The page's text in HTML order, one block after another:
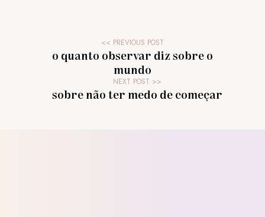
o quanto observar diz sobre o
mundo
sobre não ter medo de começar